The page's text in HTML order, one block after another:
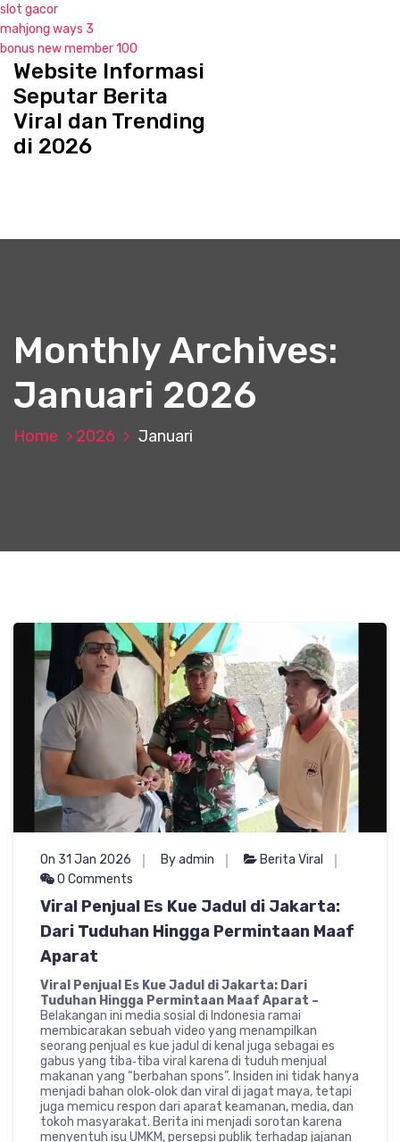
slot gacor
mahjong ways 3
bonus new member 100
t
Website Informasi
Seputar Berita
Viral dan Trending
di 2026
Monthly Archives:
Januari 2026
Home 2026 Januari
On 31 Jan 2026 By admin
Berita Viral
0 Comments
Viral Penjual Es Kue Jadul di Jakarta:
Dari Tuduhan Hingga Permintaan Maaf
Aparat
Viral Penjual Es Kue Jadul di Jakarta: Dari
Tuduhan Hingga Permintaan Maaf Aparat –
Belakangan ini media sosial di Indonesia ramai
membicarakan sebuah video yang menampilkan
seorang penjual es kue jadul di kenal juga sebagai es
gabus yang tiba‑tiba viral karena di tuduh menjual
makanan yang “berbahan spons”. Insiden ini tidak hanya
menjadi bahan olok‑olok dan viral di jagat maya, tetapi
juga memicu respon dari aparat keamanan, media, dan
tokoh masyarakat. Berita ini menjadi sorotan karena
menyentuh isu UMKM, persepsi publik terhadap jajanan